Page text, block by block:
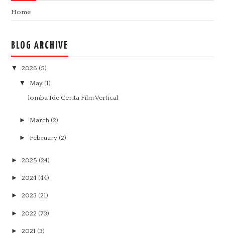
Home
BLOG ARCHIVE
▼2026 (5)
▼ May (1)
lomba Ide Cerita Film Vertical
► March (2)
► February (2)
►2025 (24)
►2024 (44)
►2023 (21)
►2022 (73)
►2021 (3)